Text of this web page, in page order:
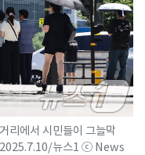
리에서 시민들이 그늘막
2025.7.10/뉴스1 ⓒ News